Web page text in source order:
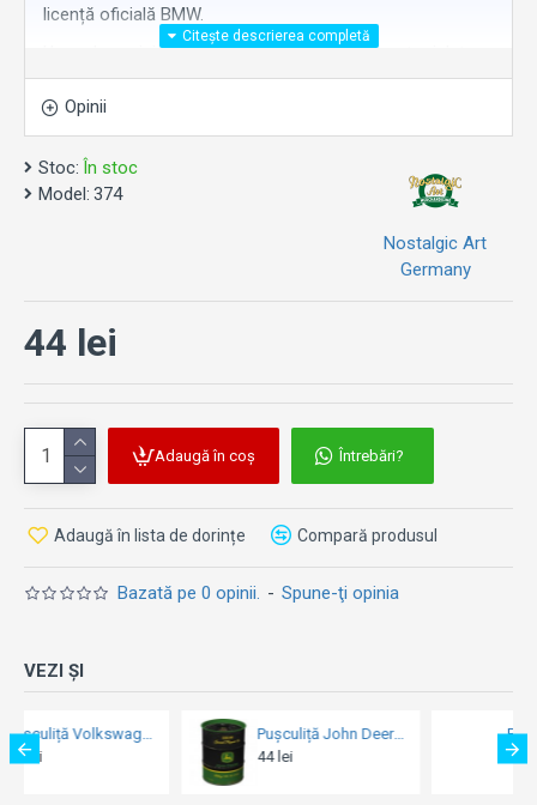
licență oficială BMW.
Un cadou original pentru orice pasionat de motociclete
BMW.
Opinii
Stoc: În stoc
Model: 374
Nostalgic Art
Germany
Bazată pe 0 opinii. - Spune-ţi opinia
44 lei
Adaugă în coș Întrebări?
Adaugă în lista de dorințe Compară produsul
VEZI ȘI
Pușculiță John Deere Special - Purpose Oil Black - Ulei de Motor
lei
Pușculiță Ford Mustang - Horse ; Stripes Logo - Sigla cu Cal și Dungi
44 lei
44 lei